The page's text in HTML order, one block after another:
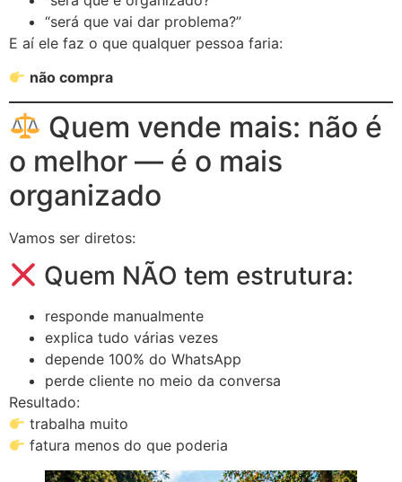
“será que vai dar problema?”
E aí ele faz o que qualquer pessoa faria:
não compra
Quem vende mais: não é
o melhor — é o mais
organizado
Vamos ser diretos:
Quem NÃO tem estrutura:
responde manualmente
explica tudo várias vezes
depende 100% do WhatsApp
perde cliente no meio da conversa
Resultado:
trabalha muito
fatura menos do que poderia